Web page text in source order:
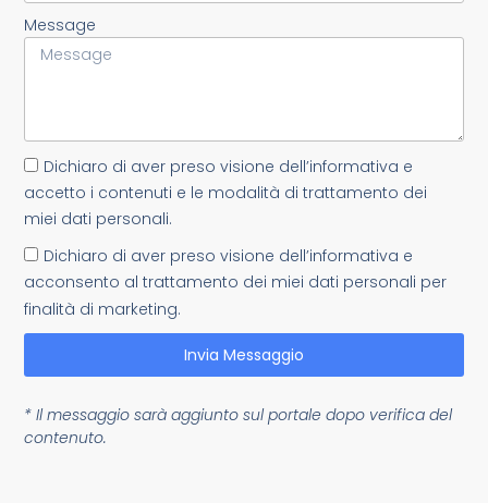
Message
Dichiaro di aver preso visione dell’informativa e
accetto i contenuti e le modalità di trattamento dei
miei dati personali.
Dichiaro di aver preso visione dell’informativa e
acconsento al trattamento dei miei dati personali per
finalità di marketing.
Invia Messaggio
* Il messaggio sarà aggiunto sul portale dopo verifica del
contenuto.